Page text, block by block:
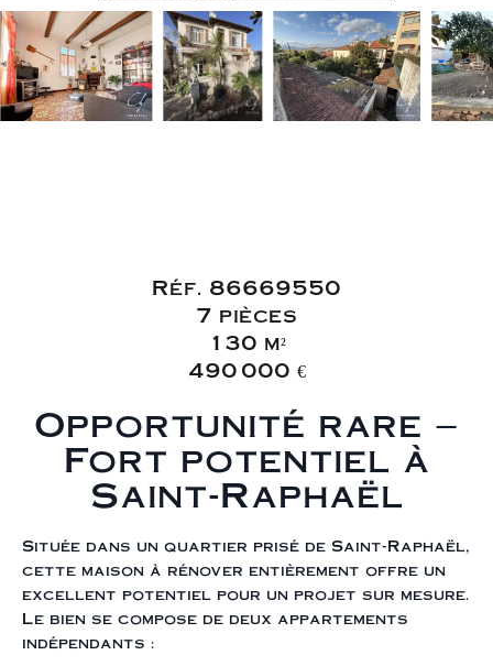
Réf. 86669550
7 pièces
130 m²
490 000 €
Opportunité rare –
Fort potentiel à
Saint-Raphaël
Située dans un quartier prisé de Saint-Raphaël,
cette maison à rénover entièrement offre un
excellent potentiel pour un projet sur mesure.
Le bien se compose de deux appartements
indépendants :